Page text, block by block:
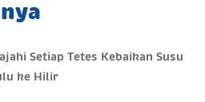
Setiap Tetes Kebaikan Susu
ke Hilir